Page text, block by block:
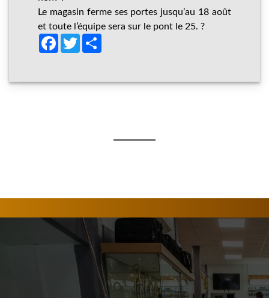
Le magasin ferme ses portes jusqu’au 18 août
et toute l’équipe sera sur le pont le 25. ?
Facebook
Twitter